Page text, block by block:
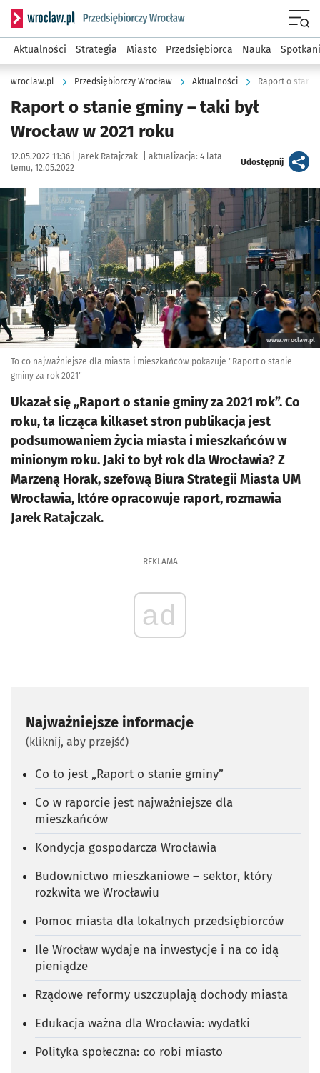
Serwis informacyjny wroclaw.pl podserwis: Strategia
Aktualności Strategia Miasto Przedsiębiorca Nauka
wroclaw.pl Przedsiębiorczy Wrocław Aktualności Raport o stanie
Raport o stanie gminy – taki był
Wrocław w 2021 roku
Data publikacji:
12.05.2022 11:36 | Autor:
Jarek Ratajczak aktualizacja: 4 lata
temu, 12.05.2022
Udostępnijartykuł
Kliknij, aby powiększyć
www.wroclaw.pl
To co najważniejsze dla miasta i mieszkańców pokazuje "Raport o stanie
gminy za rok 2021"
Ukazał się „Raport o stanie gminy za 2021 rok”. Co
roku, ta licząca kilkaset stron publikacja jest
podsumowaniem życia miasta i mieszkańców w
minionym roku. Jaki to był rok dla Wrocławia? Z
Marzeną Horak, szefową Biura Strategii Miasta UM
Wrocławia, które opracowuje raport, rozmawia
Jarek Ratajczak.
REKLAMA
ad
Najważniejsze informacje
(kliknij, aby przejść)
Co to jest „Raport o stanie gminy”
Co w raporcie jest najważniejsze dla
mieszkańców
Kondycja gospodarcza Wrocławia
Budownictwo mieszkaniowe – sektor, który
rozkwita we Wrocławiu
Pomoc miasta dla lokalnych przedsiębiorców
Ile Wrocław wydaje na inwestycje i na co idą
pieniądze
Rządowe reformy uszczuplają dochody miasta
Edukacja ważna dla Wrocławia: wydatki
Polityka społeczna: co robi miasto